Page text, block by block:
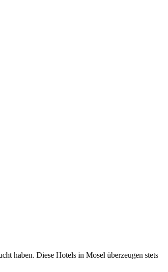
haben. Diese Hotels in Mosel überzeugen stets